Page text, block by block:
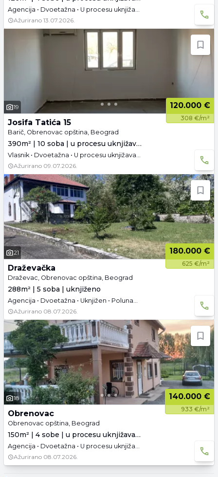
Agencija • Dvoetažna • U procesu uknjižavanja
Ažurirano 13.07.2026.
19 120.000 €
308 €/m²
Josifa Tatića 15
Barič, Obrenovac opština, Beograd
390m² | 10 soba | u procesu uknjižavanja
Vlasnik • Dvoetažna • U procesu uknjižavanja • Prazno • Tavan
Ažurirano 09.07.2026.
21 180.000 €
625 €/m²
Draževačka
Draževac, Obrenovac opština, Beograd
288m² | 5 soba | uknjiženo
Agencija • Dvoetažna • Uknjižen • Polunamešteno • Tavan • Garaža i parking
Ažurirano 08.07.2026.
18 140.000 €
933 €/m²
Obrenovac
Obrenovac opština, Beograd
150m² | 4 sobe | u procesu uknjižavanja
Agencija • Dvoetažna • U procesu uknjižavanja
Ažurirano 08.07.2026.